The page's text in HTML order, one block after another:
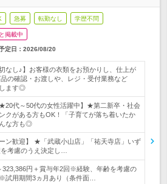
急募 転勤なし 学歴不問
掲載中
定日： 2026/08/20
なし♪】お客様の衣類をお預かりし、仕上が
の確認・お渡しや、レジ・受付業務など
ます◎
★20代～50代の女性活躍中】★第二新卒・社会
クがある方もOK！「子育てが落ち着いたか
な方も◎
ン歓迎】 ★「武蔵小山店」「祐天寺店」いず
考慮のうえ決定し…
323,386円＋賞与年2回※経験、年齢を考慮の
試用期間3ヵ月あり（条件面…